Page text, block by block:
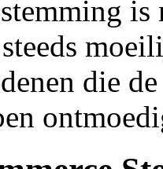
is
die